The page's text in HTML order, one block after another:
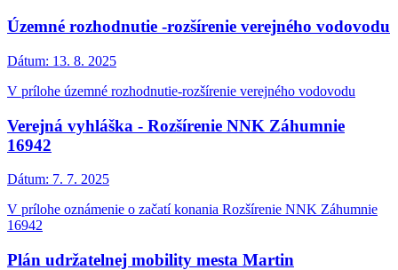
Územné rozhodnutie -rozšírenie verejného vodovodu
Dátum: 13. 8. 2025
V prílohe územné rozhodnutie-rozšírenie verejného vodovodu
Verejná vyhláška - Rozšírenie NNK Záhumnie
16942
Dátum: 7. 7. 2025
V prílohe oznámenie o začatí konania Rozšírenie NNK Záhumnie
16942
Plán udržatelnej mobility mesta Martin